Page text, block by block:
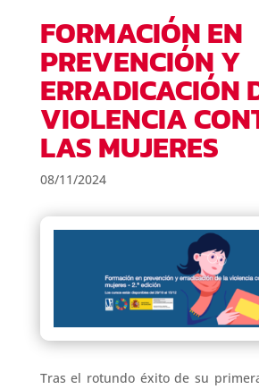
FORMACIÓN EN
PREVENCIÓN Y
ERRADICACIÓN
VIOLENCIA
LAS MUJERES
08/11/2024
Tras el rotundo éxito de su